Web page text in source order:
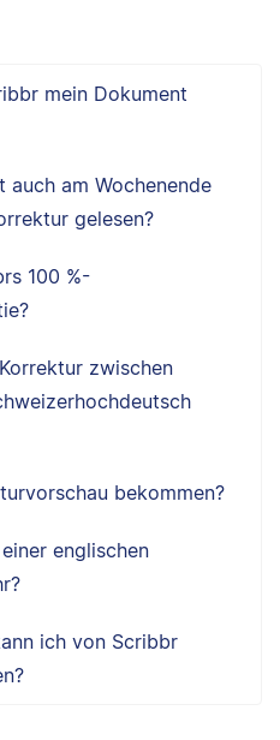
mein Dokument
auch am Wochenende
gelesen?
100 %-
zwischen
bekommen?
englischen
ich von Scribbr